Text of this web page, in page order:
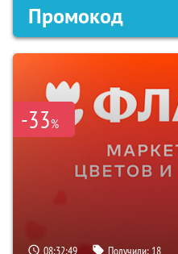
Промокод
-33%
08:32:48 Получили: 18